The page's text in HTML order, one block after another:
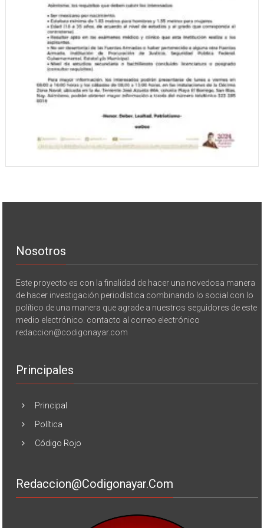
Nosotros
Este proyecto es con la finalidad de hacer una novedosa manera
de hacer investigación periodística combinando lo social con lo
político de una manera que agrade a nuestros seguidores de este
medio electrónico. contacto al correo electrónico
redaccion@codigonayar.com
Principales
Principal
Política
Código Rojo
Redaccion@codigonayar.com